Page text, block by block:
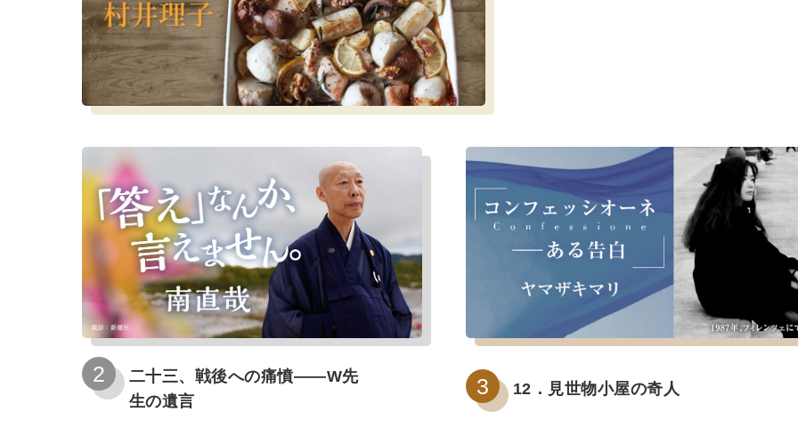
二十三、戦後への痛憤――W先
生の遺言
12．見世物小屋の奇人